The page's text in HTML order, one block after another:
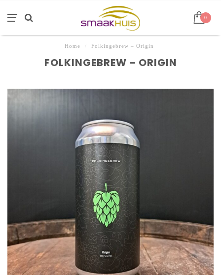
0
Home Folkingebrew – Origin
FOLKINGEBREW – ORIGIN